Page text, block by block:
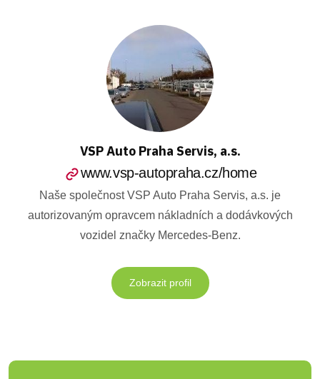
VSP Auto Praha Servis, a.s.
www.vsp-autopraha.cz/home
Naše společnost VSP Auto Praha Servis, a.s. je
autorizovaným opravcem nákladních a dodávkových
vozidel značky Mercedes-Benz.
Zobrazit profil